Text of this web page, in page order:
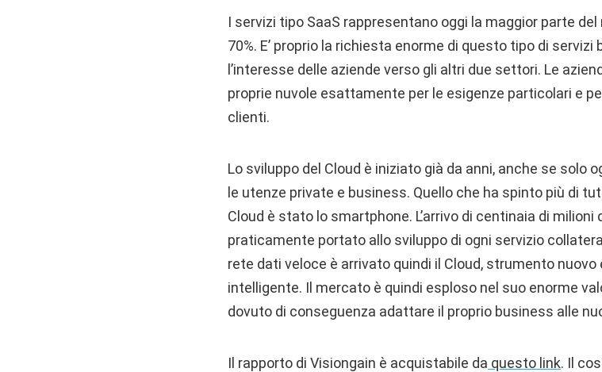
I servizi tipo SaaS rappresentano oggi la maggior parte
70%. E’ proprio la richiesta enorme di questo tipo di
l’interesse delle aziende verso gli altri due settori. Le
proprie nuvole esattamente per le esigenze particolari e
clienti.
Lo sviluppo del Cloud è iniziato già da anni, anche se solo
le utenze private e business. Quello che ha spinto più di
Cloud è stato lo smartphone. L’arrivo di centinaia di
praticamente portato allo sviluppo di ogni servizio
rete dati veloce è arrivato quindi il Cloud, strumento
intelligente. Il mercato è quindi esploso nel suo enorme
dovuto di conseguenza adattare il proprio business alle
Il rapporto di Visiongain è acquistabile da questo link. Il